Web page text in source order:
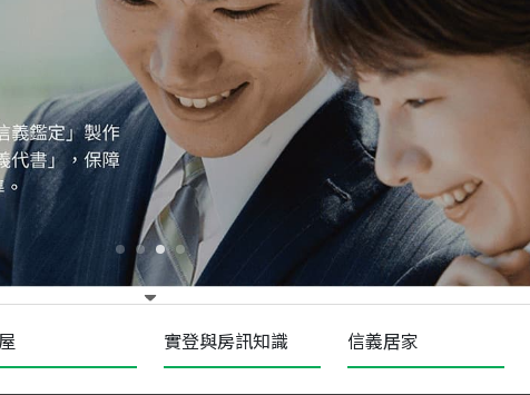
年 07 月 成交
四維天廈
新竹市新竹市四維路
115 月 成交
菁英典藏
新竹市新竹市慈祥路
實登與房訊知識 信義居家